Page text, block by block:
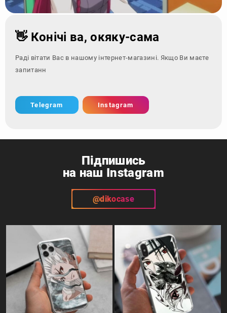
👋 Конічі ва, окяку-сама
Раді вітати Вас в нашому інтернет-магазині. Якщо Ви маєте
запитання - зверніт
Telegram Instagram
Підпишись
на наш Instagram
@dikocase